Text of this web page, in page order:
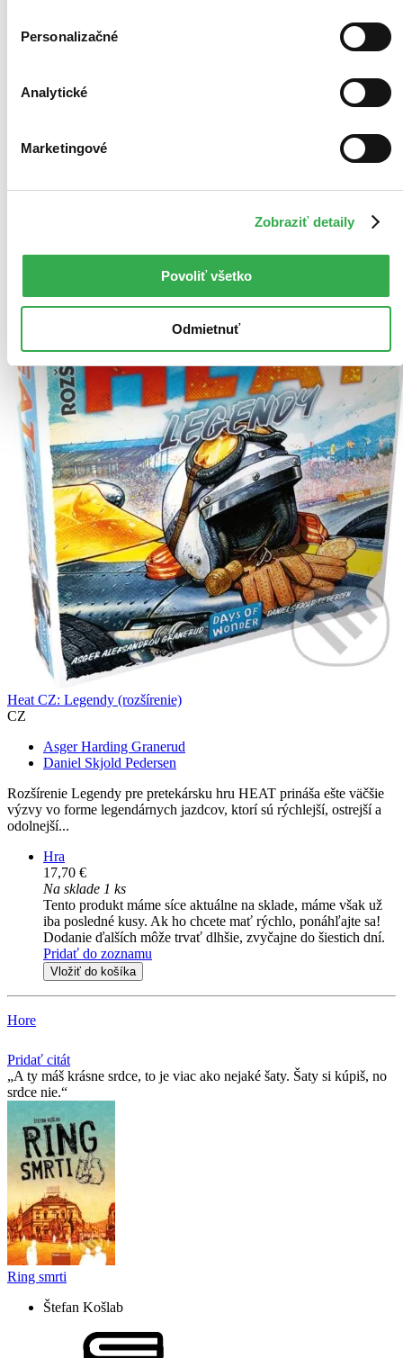
Personalizačné
Analytické
Marketingové
Zobraziť detaily
Povoliť všetko
Odmietnuť
Daniel Skjold Pedersen
čo najbohatší prales vďaka sadeniu rastlín a lákaniu zvierat...
Do 4 – 6 dní
Tento produkt momentálne nemáme na sklade, ale zvyčajne
posnažíme sa aj trochu rýchlejšie!
Heat CZ: Legendy (rozšírenie)
CZ
Asger Harding Granerud
Daniel Skjold Pedersen
Rozšírenie Legendy pre pretekársku hru HEAT prináša ešte väčšie
výzvy vo forme legendárnych jazdcov, ktorí sú rýchlejší, ostrejší a
odolnejší...
Hra
17,70 €
Na sklade 1 ks
Tento produkt máme síce aktuálne na sklade, máme však už
iba posledné kusy. Ak ho chcete mať rýchlo, ponáhľajte sa!
Dodanie ďalších môže trvať dlhšie, zvyčajne do šiestich dní.
Pridať do zoznamu
Vložiť do košíka
Hore
Pridať citát
A ty máš krásne srdce, to je viac ako nejaké šaty. Šaty si kúpiš, no
srdce nie.
Ring smrti
Štefan Košlab